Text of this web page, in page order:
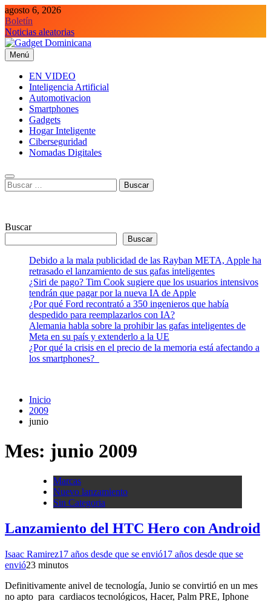
Saltar
al
contenido
agosto 6, 2026
Boletín
Noticias aleatorias
Gadget Dominicana
Gadgets y Tecnología de consumo
Menú
EN VIDEO
Inteligencia Artificial
Automotivacion
Smartphones
Gadgets
Hogar Inteligente
Ciberseguridad
Nomadas Digitales
Buscar:
Buscar
Buscar
Debido a la mala publicidad de las Rayban META, Apple ha
retrasado el lanzamiento de sus gafas inteligentes
¿Siri de pago? Tim Cook sugiere que los usuarios intensivos
tendrán que pagar por la nueva IA de Apple
¿Por qué Ford recontrató a 350 ingenieros que había
despedido para reemplazarlos con IA?
Alemania habla sobre la prohibir las gafas inteligentes de
Meta en su país y extenderlo a la UE
¿Por qué la crisis en el precio de la memoria está afectando a
los smartphones?
Inicio
2009
junio
Mes: junio 2009
Marcas
Nuevo lanzamiento
Sin Categoria
Lanzamiento del HTC Hero con Android
Isaac Ramirez17 años desde que se envió17 años desde que se
envió23 minutos
Definitivamente anivel de tecnología, Junio se convirtió en un mes
no apto para cardiacos tecnológicos, Hacer, Palm PRE, Iphone